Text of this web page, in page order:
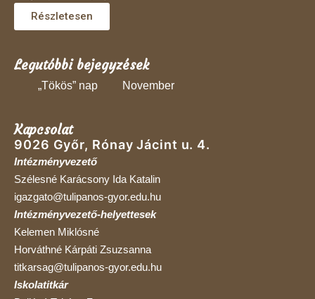
Részletesen
Legutóbbi bejegyzések
„Tökös” nap November
Kapcsolat
9026 Győr, Rónay Jácint u. 4.
Intézményvezető
Szélesné Karácsony Ida Katalin
igazgato@tulipanos-gyor.edu.hu
Intézményvezető-helyettesek
Kelemen Miklósné
Horváthné Kárpáti Zsuzsanna
titkarsag@tulipanos-gyor.edu.hu
Iskolatitkár